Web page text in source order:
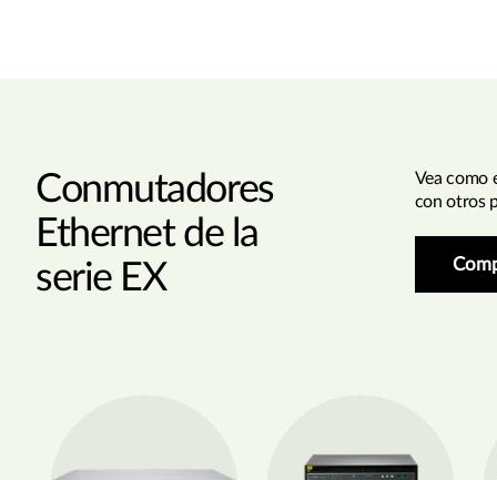
Conmutadores
Ethernet de la
serie EX
Vea como
con otros